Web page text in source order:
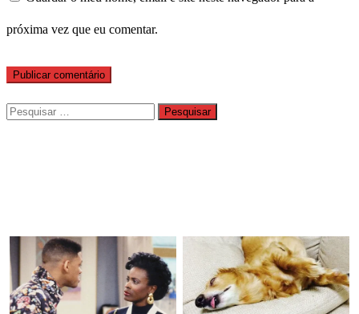
próxima vez que eu comentar.
Pesquisar
por: